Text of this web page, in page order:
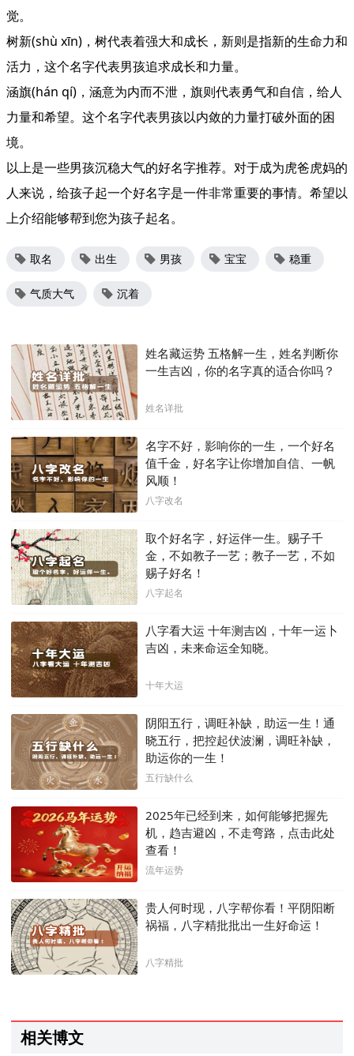
觉。
树新(shù xīn)，树代表着强大和成长，新则是指新的生命力和
活力，这个名字代表男孩追求成长和力量。
涵旗(hán qí)，涵意为内而不泄，旗则代表勇气和自信，给人
力量和希望。这个名字代表男孩以内敛的力量打破外面的困
境。
以上是一些男孩沉稳大气的好名字推荐。对于成为虎爸虎妈的
人来说，给孩子起一个好名字是一件非常重要的事情。希望以
上介绍能够帮到您为孩子起名。
取名 出生 男孩 宝宝 稳重
气质大气 沉着
姓名藏运势 五格解一生，姓名判断你
一生吉凶，你的名字真的适合你吗？
姓名详批
名字不好，影响你的一生，一个好名
值千金，好名字让你增加自信、一帆
风顺！
八字改名
取个好名字，好运伴一生。赐子千
金，不如教子一艺；教子一艺，不如
赐子好名！
八字起名
八字看大运 十年测吉凶，十年一运卜
吉凶，未来命运全知晓。
十年大运
阴阳五行，调旺补缺，助运一生！通
晓五行，把控起伏波澜，调旺补缺，
助运你的一生！
五行缺什么
2025年已经到来，如何能够把握先
机，趋吉避凶，不走弯路，点击此处
查看！
流年运势
贵人何时现，八字帮你看！平阴阳断
祸福，八字精批批出一生好命运！
八字精批
相关博文